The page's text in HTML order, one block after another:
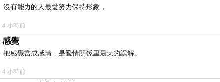
沒有能力的人最愛努力保持形象，
4 小時前
感覺
把感覺當成感情，是愛情關係里最大的誤解。
4 小時前